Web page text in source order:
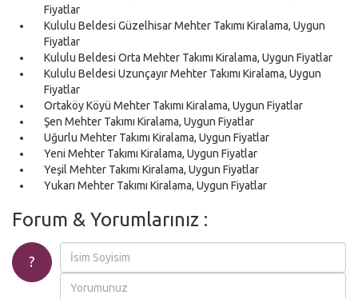
Fiyatlar
Kululu Beldesi Güzelhisar Mehter Takımı Kiralama, Uygun
Fiyatlar
Kululu Beldesi Orta Mehter Takımı Kiralama, Uygun Fiyatlar
Kululu Beldesi Uzunçayır Mehter Takımı Kiralama, Uygun
Fiyatlar
Ortaköy Köyü Mehter Takımı Kiralama, Uygun Fiyatlar
Şen Mehter Takımı Kiralama, Uygun Fiyatlar
Uğurlu Mehter Takımı Kiralama, Uygun Fiyatlar
Yeni Mehter Takımı Kiralama, Uygun Fiyatlar
Yeşil Mehter Takımı Kiralama, Uygun Fiyatlar
Yukarı Mehter Takımı Kiralama, Uygun Fiyatlar
Forum & Yorumlarınız :
?